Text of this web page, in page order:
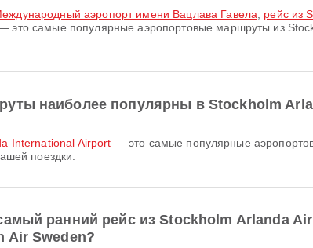
аэропорт имени Вацлава Гавела рейс из
это самые популярные аэропортовые маршруты из
наиболее популярны в Stockholm
International Airport — это самые популярные
поездки.
ранний рейс из Stockholm Arlanda
Air Sweden?